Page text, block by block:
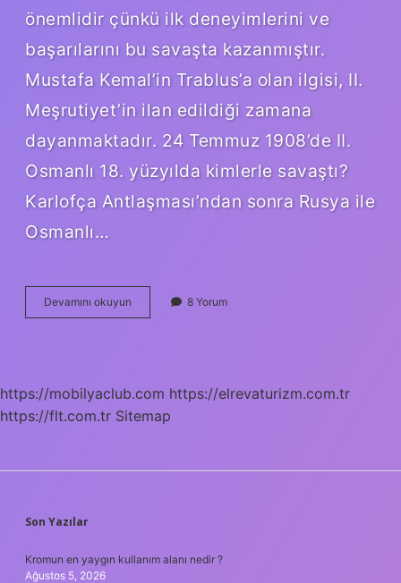
önemlidir çünkü ilk deneyimlerini ve
başarılarını bu savaşta kazanmıştır.
Mustafa Kemal’in Trablus’a olan ilgisi, II.
Meşrutiyet’in ilan edildiği zamana
dayanmaktadır. 24 Temmuz 1908’de II.
Osmanlı 18. yüzyılda kimlerle savaştı?
Karlofça Antlaşması’ndan sonra Rusya ile
Osmanlı…
Devamını okuyun
Padişah
8 Yorum
https://mobilyaclub.com https://elrevaturizm.com.tr
https://flt.com.tr Sitemap
SIDEBAR
Son Yazılar
Kromun en yaygın kullanım alanı nedir ?
Ağustos 5, 2026